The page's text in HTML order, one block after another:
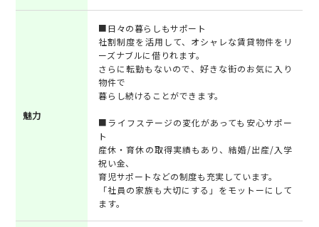
魅力
■日々の暮らしもサポート
社割制度を活用して、オシャレな賃貸物件をリ
ーズナブルに借りれます。
さらに転勤もないので、好きな街のお気に入り
物件で
暮らし続けることができます。
■ライフステージの変化があっても安心サポー
ト
産休・育休の取得実績もあり、結婚/出産/入学
祝い金、
育児サポートなどの制度も充実しています。
「社員の家族も大切にする」をモットーにして
ます。